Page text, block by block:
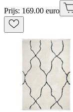
Prijs: 169.00 euro